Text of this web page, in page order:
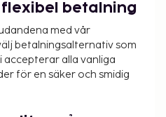
betalning
med vår
betalningsalternativ som
accepterar alla vanliga
för en säker och smidig